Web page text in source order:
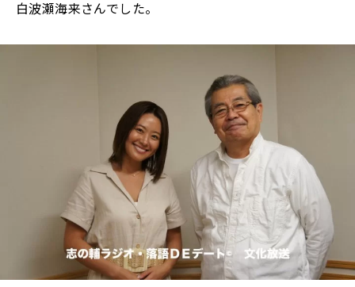
白波瀬海来さんでした。